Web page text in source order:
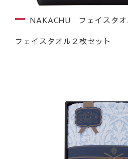
NAKACHU フェイスタオ
フェイスタオル２枚セット